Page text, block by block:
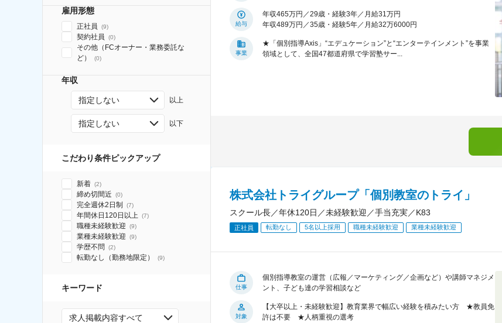
雇用形態
正社員 (9)
契約社員 (0)
その他（FCオーナー・業務委託な
ど）
(0)
年収
指定しない 以上
指定しない 以下
こだわり条件ピックアップ
新着 (2)
締め切間近 (0)
完全週休2日制 (7)
年間休日120日以上 (7)
職種未経験歓迎 (9)
業種未経験歓迎 (9)
学歴不問 (2)
転勤なし（勤務地限定） (9)
キーワード
求人掲載内容すべて
給与
年収465万円／29歳・経験3年／月給31万円
年収489万円／35歳・経験5年／月給32万6000円
事業
★「個別指導Axis」“エデュケーション”と“エンターテインメント”を事業
領域として、全国47都道府県で学習塾サー...
株式会社トライグループ「個別教室のトライ」
スクール長／年休120日／未経験歓迎／手当充実／K83
正社員 転勤なし 5名以上採用 職種未経験歓迎 業種未経験歓迎
仕事
個別指導教室の運営（広報／マーケティング／企画など）や講師マネジメ
ント、子ども達の学習相談など
対象
【大卒以上・未経験歓迎】教育業界で幅広い経験を積みたい方 ★教員免
許は不要 ★人柄重視の選考